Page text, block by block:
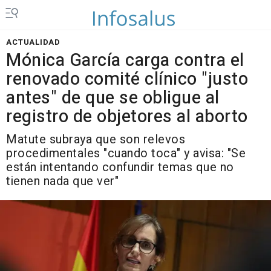
ACTUALIDAD
Mónica García carga contra el
renovado comité clínico "justo
antes" de que se obligue al
registro de objetores al aborto
Matute subraya que son relevos
procedimentales "cuando toca" y avisa: "Se
están intentando confundir temas que no
tienen nada que ver"